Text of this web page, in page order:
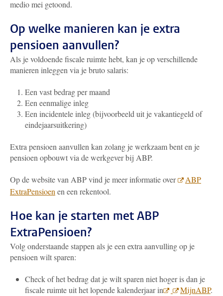
medio mei getoond.
Op welke manieren kan je extra
pensioen aanvullen?
Als je voldoende fiscale ruimte hebt, kan je op verschillende
manieren inleggen via je bruto salaris:
Een vast bedrag per maand
Een eenmalige inleg
Een incidentele inleg (bijvoorbeeld uit je vakantiegeld of
eindejaarsuitkering)
Extra pensioen aanvullen kan zolang je werkzaam bent en je
pensioen opbouwt via de werkgever bij ABP.
Op de website van ABP vind je meer informatie over
ABP
ExtraPensioen en een rekentool.
Hoe kan je starten met ABP
ExtraPensioen?
Volg onderstaande stappen als je een extra aanvulling op je
pensioen wilt sparen:
Check of het bedrag dat je wilt sparen niet hoger is dan je
fiscale ruimte uit het lopende kalenderjaar in
MijnABP.